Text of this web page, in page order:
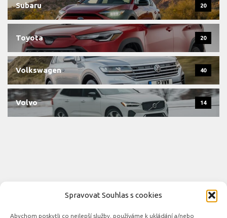
Spravovat Souhlas s cookies
Abychom poskytli co nejlepší služby, používáme k ukládání a/nebo
Subaru 20
Toyota 20
Volkswagen 40
Volvo 14